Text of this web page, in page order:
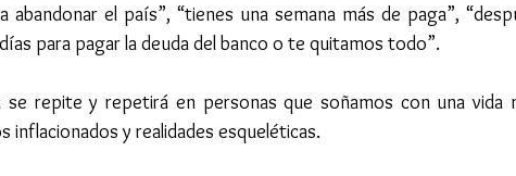
abandonar el país”, “tienes una semana más de paga”,
para pagar la deuda del banco o te quitamos todo”.
repite y repetirá en personas que soñamos con una vida
inflacionados y realidades esqueléticas.